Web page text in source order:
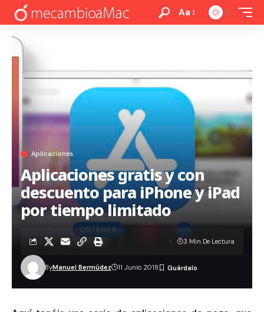
Aa
Aplicaciones
Aplicaciones gratis y con
descuento para iPhone y iPad
por tiempo limitado
ByManuel Bermúdez 11 Junio 2018
3 Min De Lectura